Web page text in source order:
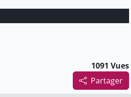
1091 Vues
Partager